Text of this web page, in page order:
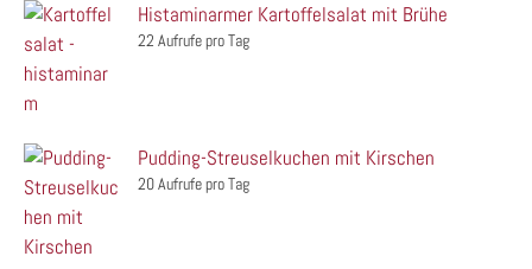
Histaminarmer Kartoffelsalat mit Brühe
22 Aufrufe pro Tag
Pudding-Streuselkuchen mit Kirschen
20 Aufrufe pro Tag